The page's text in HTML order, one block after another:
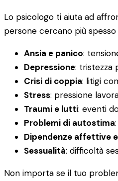
Lo psicologo ti aiuta ad
persone cercano più spesso
Ansia e panico:
Depressione: tristezza
Crisi di coppia: litigi
Stress: pressione
Traumi e lutti: eventi
Problemi di autostima
Dipendenze affettive
Sessualità: difficoltà
Non importa se il tuo